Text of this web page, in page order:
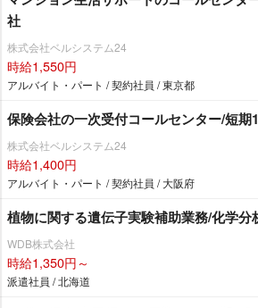
社
株式会社ベルシステム24
時給1,550円
アルバイト・パート / 契約社員 / 東京都
保険会社の一次受付コールセンター/短期
株式会社ベルシステム24
時給1,400円
アルバイト・パート / 契約社員 / 大阪府
植物に関する遺伝子実験補助業務/化学分
WDB株式会社
時給1,350円～
派遣社員 / 北海道